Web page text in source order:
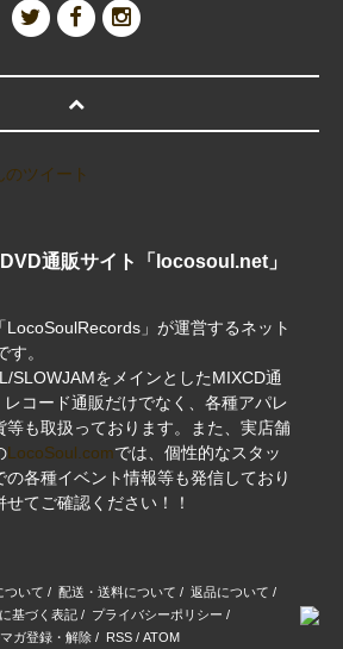
ツイート
通販サイト「locosoul.net」
LocoSoulRecords」が運営するネット
。
SLOWJAMをメインとしたMIXCD通
コード通販だけでなく、各種アパレ
等も取扱っております。また、実店舗
LocoSoul.comでは、個性的なスタッ
の各種イベント情報等も発信しており
てご確認ください！！
ついて / 配送・送料について / 返品について /
基づく表記/ プライバシーポリシー /
マガ登録・解除/ RSS/ ATOM